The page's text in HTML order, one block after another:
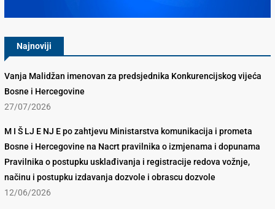
Najnoviji
Vanja Malidžan imenovan za predsjednika Konkurencijskog vijeća
Bosne i Hercegovine
27/07/2026
M I Š LJ E NJ E po zahtjevu Ministarstva komunikacija i prometa
Bosne i Hercegovine na Nacrt pravilnika o izmjenama i dopunama
Pravilnika o postupku usklađivanja i registracije redova vožnje,
načinu i postupku izdavanja dozvole i obrascu dozvole
12/06/2026